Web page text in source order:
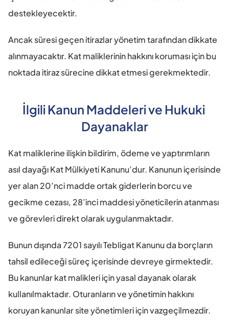
destekleyecektir.
Ancak süresi geçen itirazlar yönetim tarafından dikkate
alınmayacaktır. Kat maliklerinin hakkını koruması için bu
noktada itiraz sürecine dikkat etmesi gerekmektedir.
İlgili Kanun Maddeleri ve Hukuki
Dayanaklar
Kat maliklerine ilişkin bildirim, ödeme ve yaptırımların
asıl dayağı Kat Mülkiyeti Kanunu’dur. Kanunun içerisinde
yer alan 20’nci madde ortak giderlerin borcu ve
gecikme cezası, 28’inci maddesi yöneticilerin atanması
ve görevleri direkt olarak uygulanmaktadır.
Bunun dışında 7201 sayılı Tebligat Kanunu da borçların
tahsil edileceği süreç içerisinde devreye girmektedir.
Bu kanunlar kat malikleri için yasal dayanak olarak
kullanılmaktadır. Oturanların ve yönetimin hakkını
koruyan kanunlar site yönetimleri için vazgeçilmezdir.